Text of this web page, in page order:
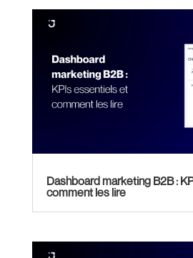
Dashboard marketing B2B :
comment les lire